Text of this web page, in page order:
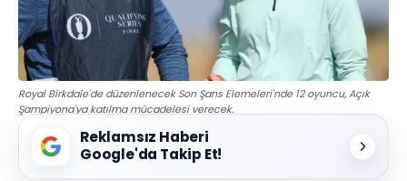
Royal Birkdale'de düzenlenecek Son Şans Elemeleri'nde 12 oyuncu, Açık
Şampiyona'ya katılma mücadelesi verecek.
Reklamsız Haberi
Google'da Takip Et!